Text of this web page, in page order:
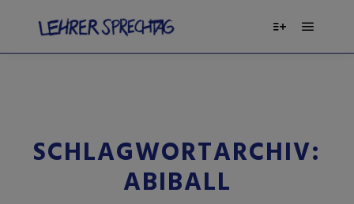
SCHLAGWORTARCHIV:
ABIBALL